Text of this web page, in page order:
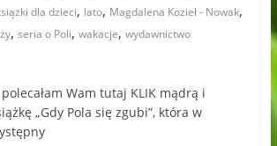
dla dzieci, lato, Magdalena Kozieł - Nowak,
, seria o Poli, wakacje, wydawnictwo
Wam tutaj KLIK mądrą i
„Gdy Pola się zgubi”, która w